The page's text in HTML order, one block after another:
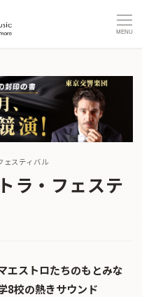
MENU
ェスティバル
ラ・フェステ
エストロたちのもとみな
8校の熱きサウンド